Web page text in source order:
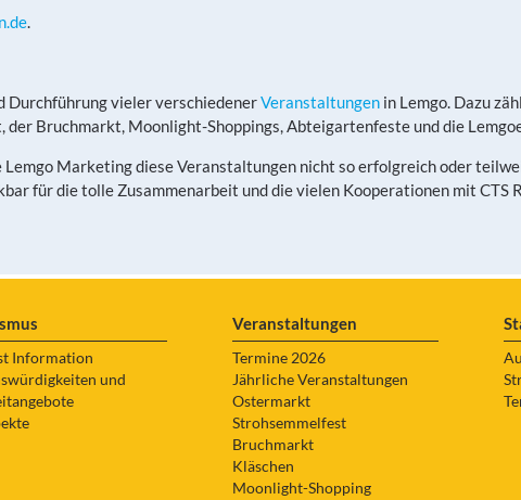
.
Durchführung vieler verschiedenerVeranstaltungen in Lemgo. Dazu
Bruchmarkt, Moonlight-Shoppings, Abteigartenfeste und die
Marketing diese Veranstaltungen nicht so erfolgreich oder
für die tolle Zusammenarbeit und die vielen Kooperationen mit CTS
Information
und
Veranstaltungen
Termine 2026
Jährliche Veranstaltungen
Ostermarkt
Strohsemmelfest
Bruchmarkt
Kläschen
Moonlight-Shopping